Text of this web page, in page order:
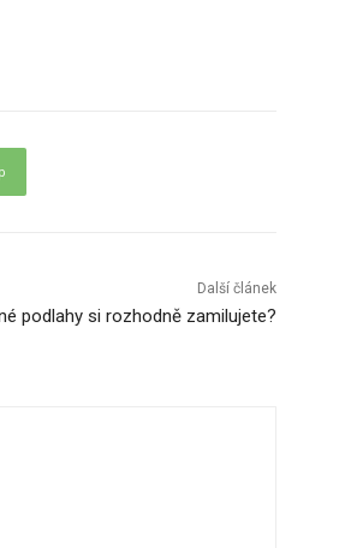
Další článek
podlahy si rozhodně zamilujete?